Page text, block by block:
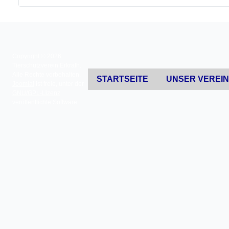
STARTSEITE UNSER VEREIN